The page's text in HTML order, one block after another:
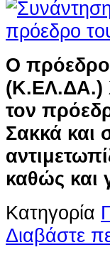
Ο
(Κ.ΕΛ.ΔΑ.)
τον
Σακκά και
καθώς και
Κατηγορία
Διαβάστε